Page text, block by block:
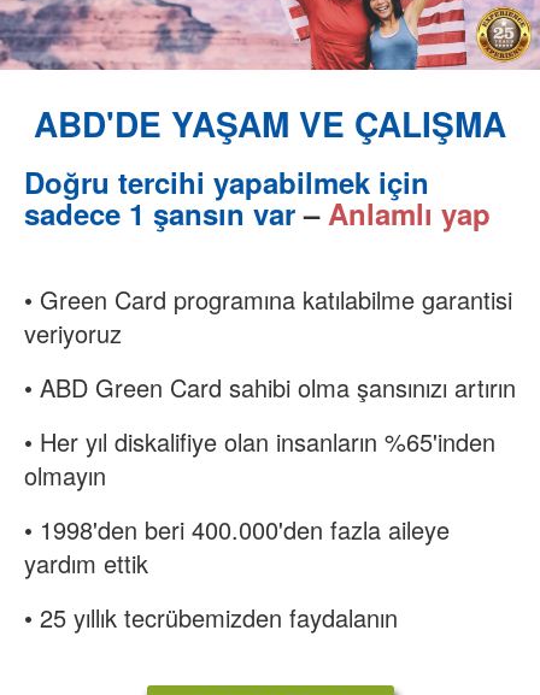
ABD'DE YAŞAM VE ÇALIŞMA
Doğru tercihi yapabilmek için
sadece 1 şansın var–Anlamlı yap
• Green Card programına katılabilme garantisi
veriyoruz
• ABD Green Card sahibi olma şansınızı artırın
• Her yıl diskalifiye olan insanların %65'inden
olmayın
• 1998'den beri 400.000'den fazla aileye
yardım ettik
• 25 yıllık tecrübemizden faydalanın